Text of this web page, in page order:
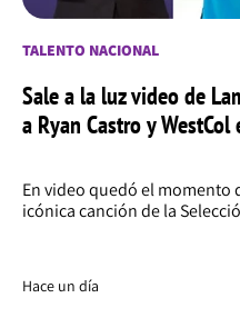
TALENTO NACIONAL
Sale a la luz video de
a Ryan Castro y
En video quedó el momento
icónica canción de la
Hace un día